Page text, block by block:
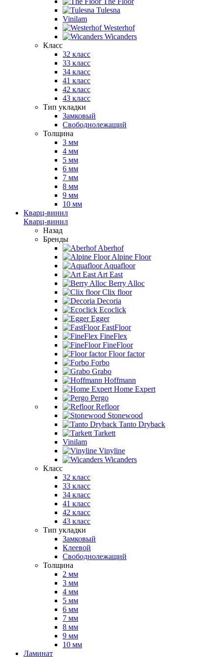
Tulesna
Vinilam
Westerhof
Wicanders
Класс
32 класс
33 класс
34 класс
41 класс
42 класс
43 класс
Тип укладки
Замковый
Свободнолежащий
Толщина
3 мм
4 мм
5 мм
6 мм
7 мм
8 мм
9 мм
10 мм
Кварц-винил
Кварц-винил
Назад
Бренды
Aberhof
Alpine Floor
Aquafloor
Art East
Berry Alloc
Clix floor
Decoria
Ecoclick
Egger
FastFloor
FineFlex
FineFloor
Floor factor
Forbo
Grabo
Hoffmann
Home Expert
Pergo
Refloor
Stonewood
Tanto Dryback
Tarkett
Vinilam
Vinyline
Wicanders
Класс
32 класс
33 класс
34 класс
41 класс
42 класс
43 класс
Тип укладки
Замковый
Клеевой
Свободнолежащий
Толщина
2 мм
3 мм
4 мм
5 мм
6 мм
7 мм
8 мм
9 мм
10 мм
Ламинат